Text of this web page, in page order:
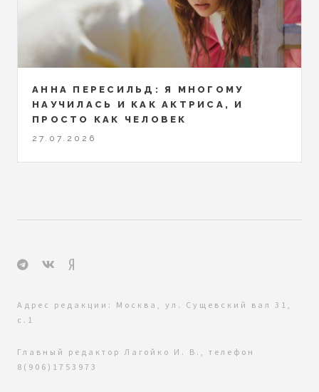
АННА ПЕРЕСИЛЬД: Я МНОГОМУ
НАУЧИЛАСЬ И КАК АКТРИСА, И
ПРОСТО КАК ЧЕЛОВЕК
27.07.2026
Адрес редакции: Москва, ул. Сущевский вал 31,
с.1
Главный редактор Лагойко И. В., телефон
8(906)1753973